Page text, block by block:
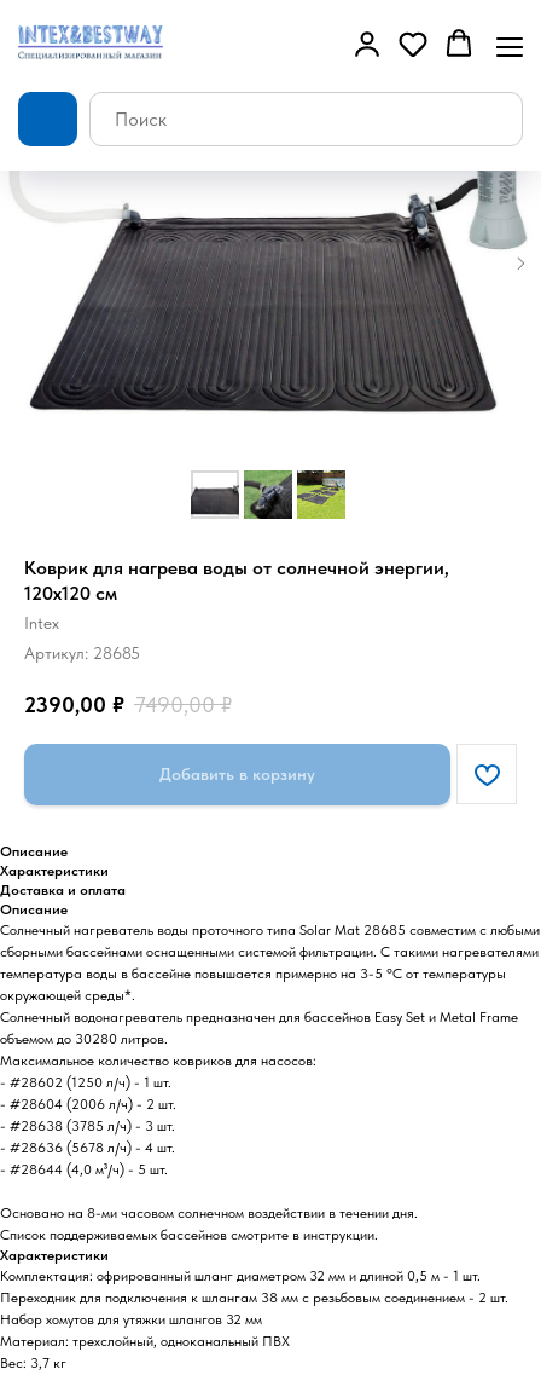
Коврик для нагрева воды от солнечной энергии,
120х120 см
Intex
Артикул: 28685
2390,00 ₽ 7490,00 ₽
Добавить в корзину
Описание
Характеристики
Доставка и оплата
Описание
Солнечный нагреватель воды проточного типа Solar Mat 28685 совместим с любыми
сборными бассейнами оснащенными системой фильтрации. С такими нагревателями
температура воды в бассейне повышается примерно на 3-5 °C от температуры
окружающей среды*.
Солнечный водонагреватель предназначен для бассейнов Easy Set и Metal Frame
объемом до 30280 литров.
Максимальное количество ковриков для насосов:
- #28602 (1250 л/ч) - 1 шт.
- #28604 (2006 л/ч) - 2 шт.
- #28638 (3785 л/ч) - 3 шт.
- #28636 (5678 л/ч) - 4 шт.
- #28644 (4,0 м³/ч) - 5 шт.
Основано на 8-ми часовом солнечном воздействии в течении дня.
Список поддерживаемых бассейнов смотрите в инструкции.
Характеристики
Комплектация: офрированный шланг диаметром 32 мм и длиной 0,5 м - 1 шт.
Переходник для подключения к шлангам 38 мм с резьбовым соединением - 2 шт.
Набор хомутов для утяжки шлангов 32 мм
Материал: трехслойный, одноканальный ПВХ
Вес: 3,7 кг